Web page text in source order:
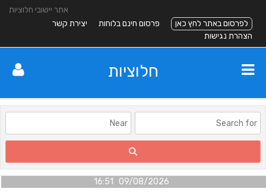
אתר יישובי חלוציות
לפרסום באתר לחץ כאן
פרסום חינם בלוחות
יצירת קשר
הצהרת נגישות
חלוציות
09/08/2026 16:51